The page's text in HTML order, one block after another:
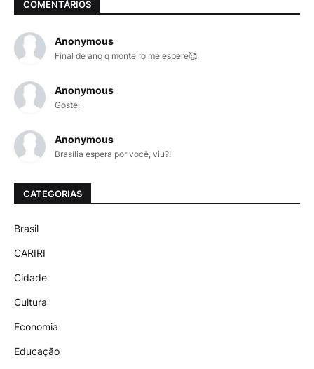
COMENTÁRIOS
Anonymous
Final de ano q monteiro me espere🥰
Anonymous
Gostei
Anonymous
Brasília espera por você, viu?!
CATEGORIAS
Brasil
CARIRI
Cidade
Cultura
Economia
Educação